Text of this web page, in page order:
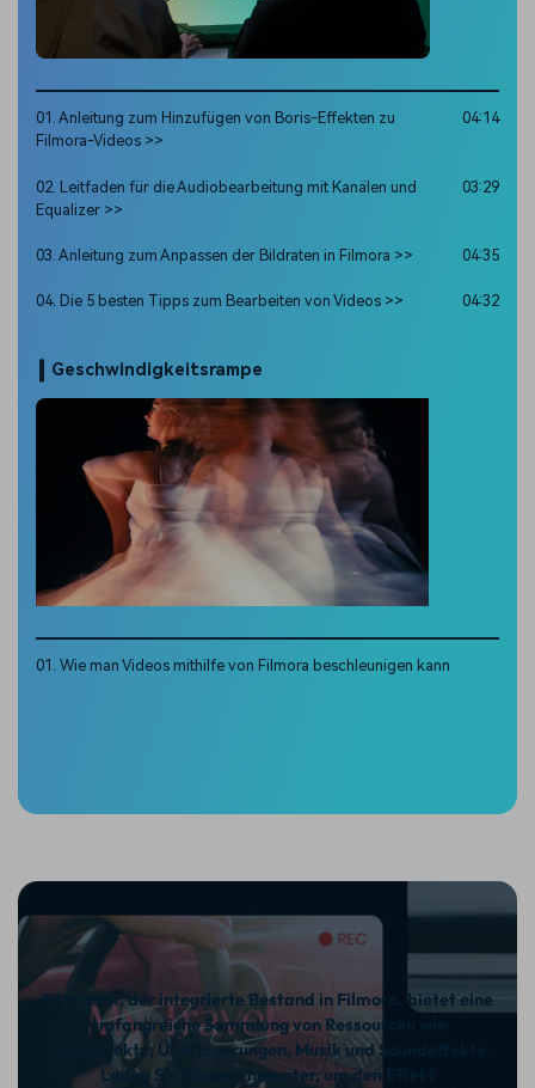
01. Anleitung zum Hinzufügen von Boris-Effekten zu
Filmora-Videos >>
04:14
02. Leitfaden für die Audiobearbeitung mit Kanälen und
Equalizer >>
03:29
03. Anleitung zum Anpassen der Bildraten in Filmora >> 04:35
04. Die 5 besten Tipps zum Bearbeiten von Videos >> 04:32
Geschwindigkeitsrampe
01. Wie man Videos mithilfe von Filmora beschleunigen kann
Filmstock, der integrierte Bestand in Filmora, bietet eine
umfangreiche Sammlung von Ressourcen wie
Videoeffekte, Überlagerungen, Musik und Soundeffekte.
Laden Sie Filmora herunter, um den Effekt